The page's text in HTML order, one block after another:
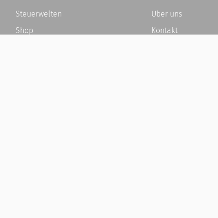
Steuerwelten
Shop
Über uns
Kontakt